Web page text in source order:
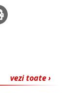
vezi toate ›